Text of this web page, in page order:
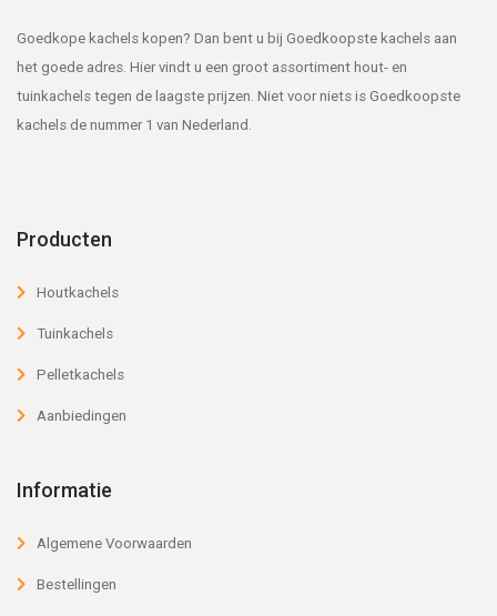
Goedkope kachels kopen? Dan bent u bij Goedkoopste kachels aan
het goede adres. Hier vindt u een groot assortiment hout- en
tuinkachels tegen de laagste prijzen. Niet voor niets is Goedkoopste
kachels de nummer 1 van Nederland.
Producten
Houtkachels
Tuinkachels
Pelletkachels
Aanbiedingen
Informatie
Algemene Voorwaarden
Bestellingen